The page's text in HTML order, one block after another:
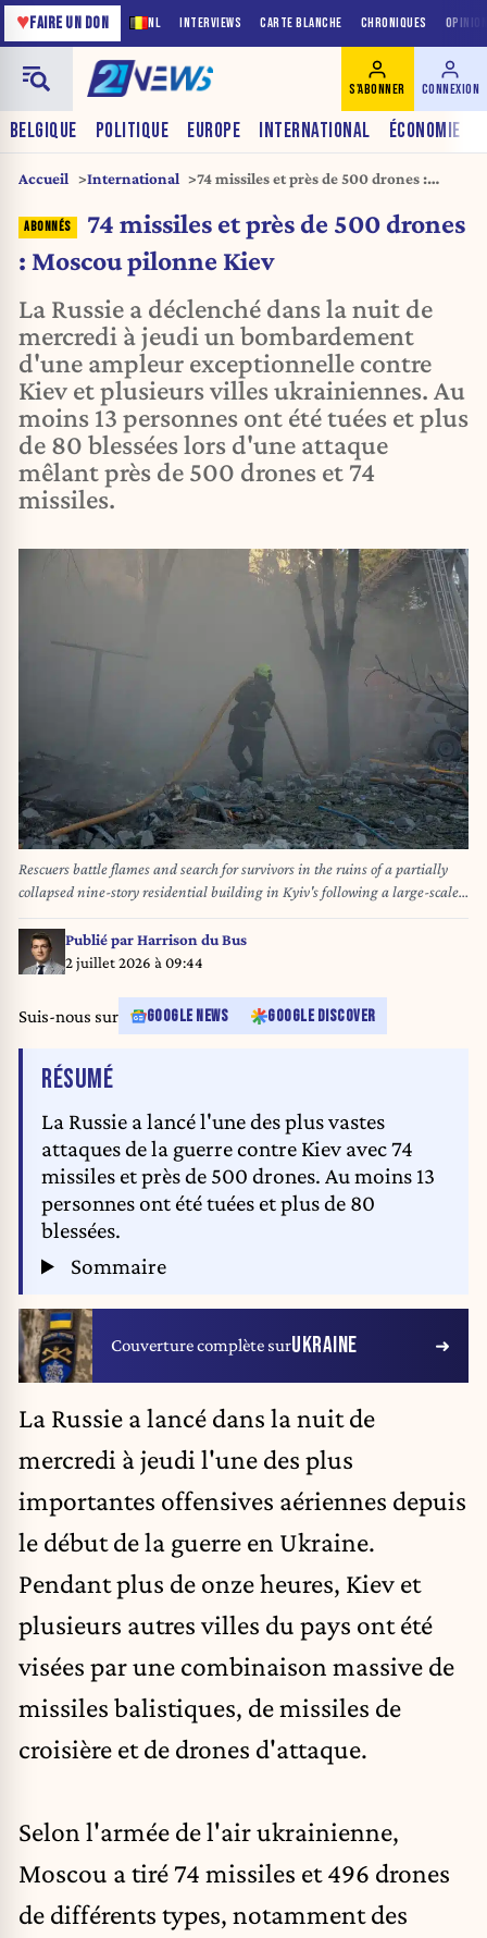
NL INTERVIEWS CARTE BLANCHE CHRONIQUES
♥FAIRE UN DON
BELGIQUE POLITIQUE EUROPE INTERNATIONAL ÉCONOMIE
S'ABONNER CONNEXION
Accueil International
74 missiles et près de 500 drones :
74 missiles et près de 500 drones
: Moscou pilonne Kiev
La Russie a déclenché dans la nuit de
mercredi à jeudi un bombardement
d'une ampleur exceptionnelle contre
Kiev et plusieurs villes ukrainiennes. Au
moins 13 personnes ont été tuées et plus
de 80 blessées lors d'une attaque
mêlant près de 500 drones et 74
missiles.
Rescuers battle flames and search for survivors in the ruins of a partially
collapsed nine-story residential building in Kyiv's following a large-scale
Russian overnight drone and missile attack, damaging residential
buildings across multiple districts. - 02/07/2026 - Ukraine / Kyiv Oblast /
Kyiv () - Louis Lemaire-Sicre / Le Pictorium
Publié parHarrison du Bus
2 juillet 2026 à 09:44
Suis-nous sur GOOGLE NEWS GOOGLE DISCOVER
RÉSUMÉDE L'ARTICLE
La Russie a lancé l'une des plus vastes
attaques de la guerre contre Kiev avec 74
missiles et près de 500 drones. Au moins 13
personnes ont été tuées et plus de 80
blessées.
Sommaire
Couverture complète surUKRAINE
La Russie a lancé dans la nuit de
mercredi à jeudi l'une des plus
importantes offensives aériennes depuis
le début de la guerre en Ukraine.
Pendant plus de onze heures, Kiev et
plusieurs autres villes du pays ont été
visées par une combinaison massive de
missiles balistiques, de missiles de
croisière et de drones d'attaque.
Selon l'armée de l'air ukrainienne,
Moscou a tiré 74 missiles et 496 drones
de différents types, notamment des